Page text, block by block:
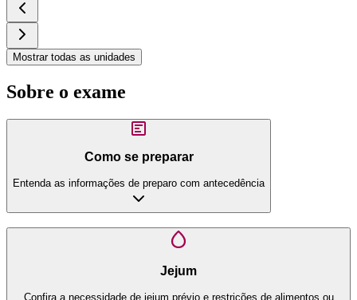
Mostrar todas as unidades
Sobre o exame
Como se preparar
Entenda as informações de preparo com antecedência
Jejum
Confira a necessidade de jejum prévio e restrições de alimentos ou